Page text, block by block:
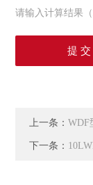
请输入计算结果
上一条：WDF
下一条：